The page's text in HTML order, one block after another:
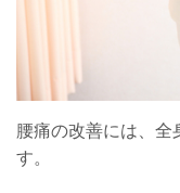
腰痛の改善には、
す。